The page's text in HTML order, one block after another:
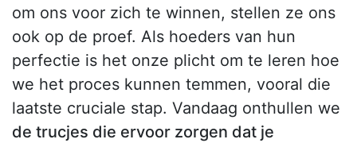
om ons voor zich te winnen, stellen ze ons
ook op de proef. Als hoeders van hun
perfectie is het onze plicht om te leren hoe
we het proces kunnen temmen, vooral die
laatste cruciale stap. Vandaag onthullen we
de trucjes die ervoor zorgen dat je